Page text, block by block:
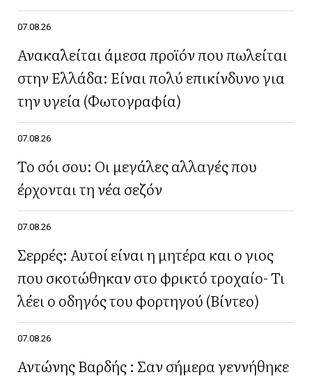
07.08.26
Ανακαλείται άμεσα προϊόν που πωλείται
στην Ελλάδα: Είναι πολύ επικίνδυνο για
την υγεία (Φωτογραφία)
07.08.26
Το σόι σου: Οι μεγάλες αλλαγές που
έρχονται τη νέα σεζόν
07.08.26
Σερρές: Αυτοί είναι η μητέρα και ο γιος
που σκοτώθηκαν στο φρικτό τροχαίο- Τι
λέει ο οδηγός του φορτηγού (Βίντεο)
07.08.26
Αντώνης Βαρδής : Σαν σήμερα γεννήθηκε